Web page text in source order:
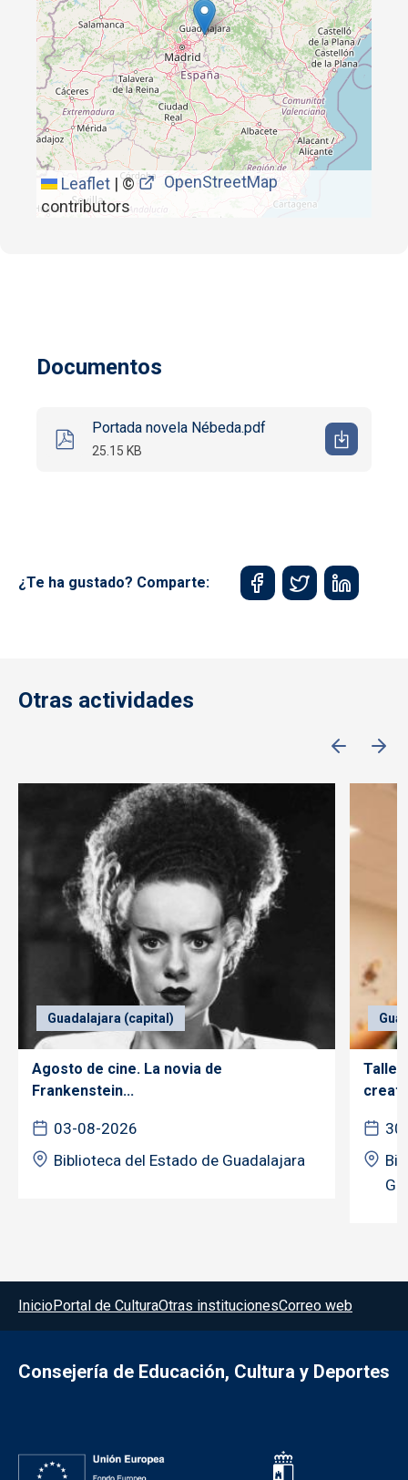
Leaflet |©
OpenStreetMap
contributors
Documentos
Portada novela Nébeda.pdf
25.15 KB
¿Te ha gustado? Comparte:
Otras actividades
Guadalajara (capital)
Agosto de cine. La novia de
Frankenstein...
03-08-2026
Biblioteca del Estado de Guadalajara
Taller
Menú del pie
InicioPortal de CulturaOtras institucionesCorreo web
Consejería de Educación, Cultura y Deportes